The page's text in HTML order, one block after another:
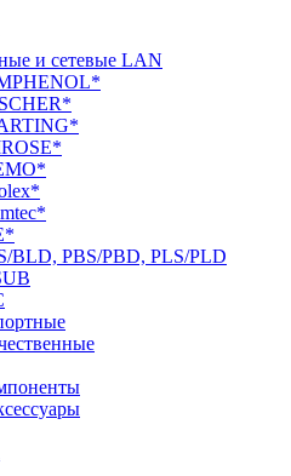
и сетевые LAN
BLD, PBS/PBD, PLS/PLD